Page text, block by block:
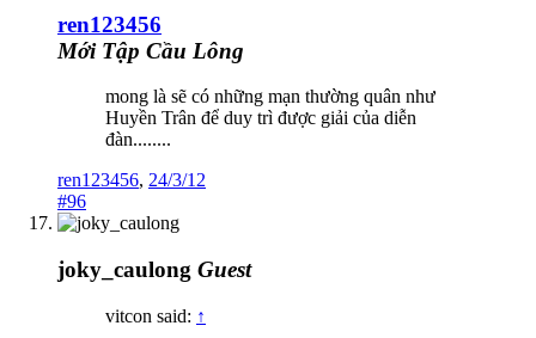
ren123456
Mới Tập Cầu Lông
mong là sẽ có những mạn thường quân như
Huyền Trân để duy trì được giải của diễn
đàn........
ren123456, 24/3/12
#96
joky_caulong Guest
vitcon said: ↑